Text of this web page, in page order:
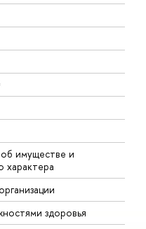
имуществе и
характера
здоровья